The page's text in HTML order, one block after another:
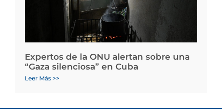
Expertos de la ONU alertan sobre una
“Gaza silenciosa” en Cuba
Leer Más >>